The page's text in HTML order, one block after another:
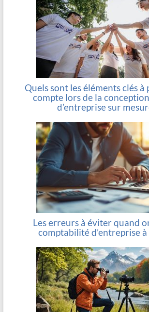
Quels sont les éléments clés à
compte lors de la
d’entreprise sur
Les erreurs à éviter quand
comptabilité d’entreprise à